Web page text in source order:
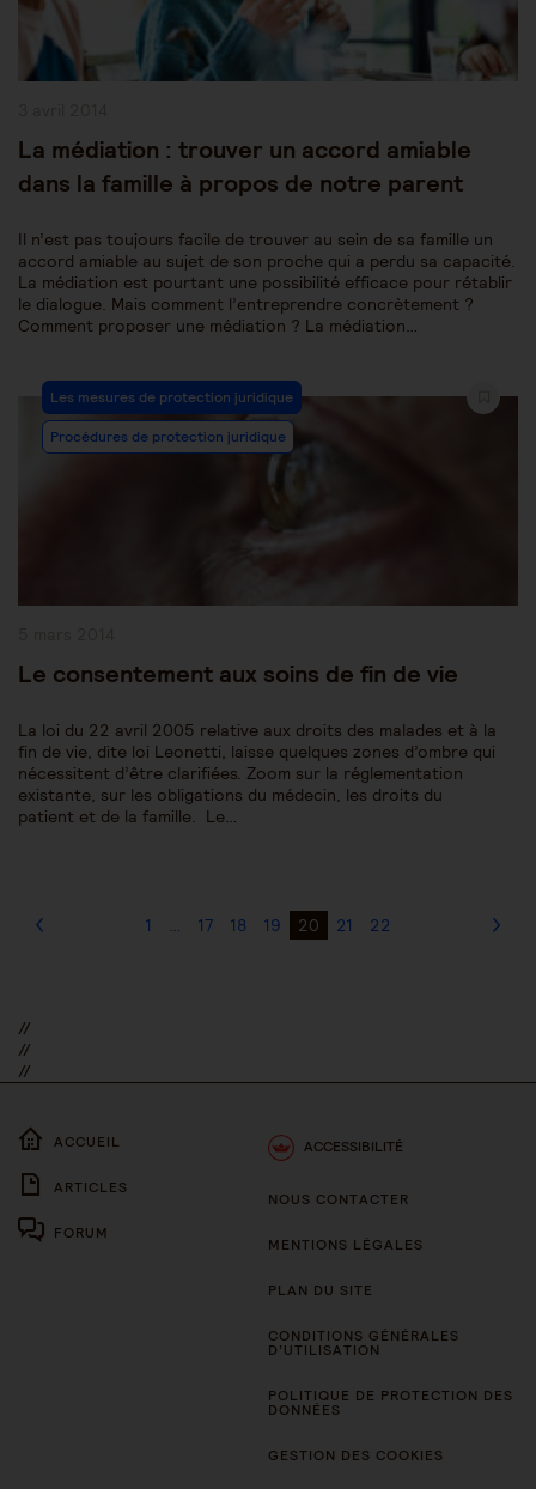
La médiation : trouver un accord amiable
dans la famille à propos de notre parent
Il n’est pas toujours facile de trouver au sein de sa famille un
accord amiable au sujet de son proche qui a perdu sa capacité.
La médiation est pourtant une possibilité efficace pour rétablir
le dialogue. Mais comment l’entreprendre concrètement ?
Comment proposer une médiation ? La médiation…
Post
Category:
Les mesures de protection juridique
Procédures de protection juridique
Le consentement aux soins de fin de vie
La loi du 22 avril 2005 relative aux droits des malades et à la
fin de vie, dite loi Leonetti, laisse quelques zones d’ombre qui
nécessitent d’être clarifiées. Zoom sur la réglementation
existante, sur les obligations du médecin, les droits du
patient et de la famille. Le…
1 … 17 18 19 20 21 22
//
//
//
ACCUEIL
ARTICLES
FORUM
ACCESSIBILITÉ
NOUS CONTACTER
MENTIONS LÉGALES
PLAN DU SITE
CONDITIONS GÉNÉRALES
D’UTILISATION
POLITIQUE DE PROTECTION DES
DONNÉES
GESTION DES COOKIES